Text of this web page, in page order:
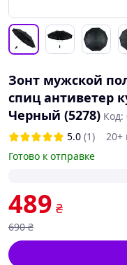
Зонт мужской
спиц антиветер
Черный (5278) Код:
5.0 (1)
20+
Готово к отправке
489 ₴
690 ₴